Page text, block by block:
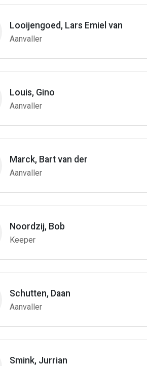
Looijengoed, Lars Emiel van
Aanvaller
Louis, Gino
Aanvaller
Marck, Bart van der
Aanvaller
Noordzij, Bob
Keeper
Schutten, Daan
Aanvaller
Smink, Jurrian